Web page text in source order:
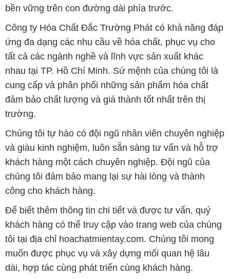
bền vững trên con đường dài phía trước.
Công ty Hóa Chất Đắc Trường Phát có khả năng đáp
ứng đa dạng các nhu cầu về hóa chất, phục vụ cho
tất cả các ngành nghề và lĩnh vực sản xuất khác
nhau tại TP. Hồ Chí Minh. Sứ mệnh của chúng tôi là
cung cấp và phân phối những sản phẩm hóa chất
đảm bảo chất lượng và giá thành tốt nhất trên thị
trường.
Chúng tôi tự hào có đội ngũ nhân viên chuyên nghiệp
và giàu kinh nghiệm, luôn sẵn sàng tư vấn và hỗ trợ
khách hàng một cách chuyên nghiệp. Đội ngũ của
chúng tôi đảm bảo mang lại sự hài lòng và thành
công cho khách hàng.
Để biết thêm thông tin chi tiết và được tư vấn, quý
khách hàng có thể truy cập vào trang web của chúng
tôi tại địa chỉ hoachatmientay.com. Chúng tôi mong
muốn được phục vụ và xây dựng mối quan hệ lâu
dài, hợp tác cùng phát triển cùng khách hàng.